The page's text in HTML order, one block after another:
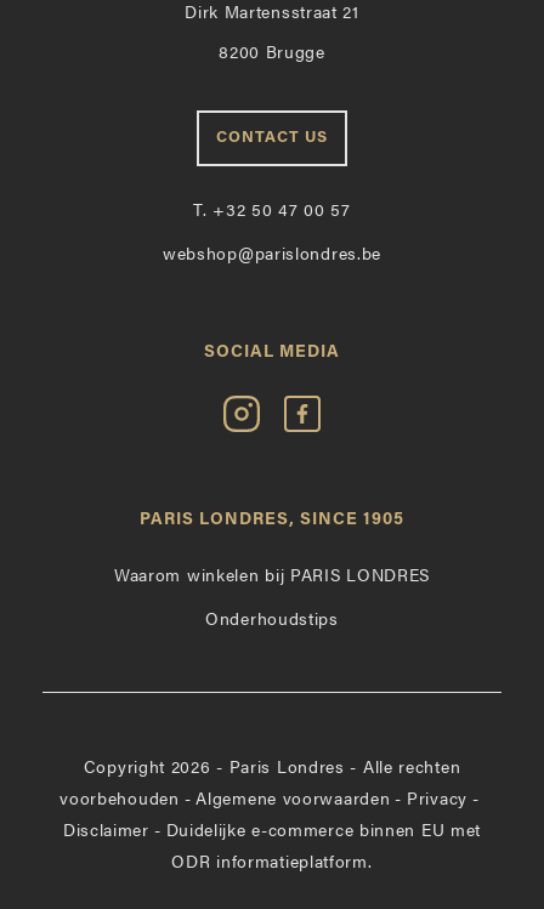
Dirk Martensstraat 21
8200 Brugge
CONTACT US
T. +32 50 47 00 57
webshop@parislondres.be
SOCIAL MEDIA
Volg
Paris
Instagram
Vind
op
PARIS LONDRES, SINCE 1905
Waarom winkelen bij PARIS LONDRES
Onderhoudstips
Copyright 2026 - Paris Londres - Alle rechten
voorbehouden - Algemene voorwaarden - Privacy -
Disclaimer - Duidelijke e-commerce binnen EU met
ODR informatieplatform.